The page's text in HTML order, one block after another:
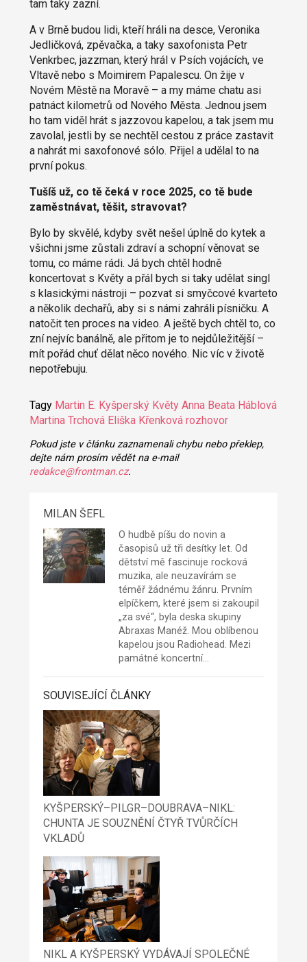
tam taky zazní.
A v Brně budou lidi, kteří hráli na desce, Veronika
Jedličková, zpěvačka, a taky saxofonista Petr
Venkrbec, jazzman, který hrál v Psích vojácích, ve
Vltavě nebo s Moimirem Papalescu. On žije v
Novém Městě na Moravě – a my máme chatu asi
patnáct kilometrů od Nového Města. Jednou jsem
ho tam viděl hrát s jazzovou kapelou, a tak jsem mu
zavolal, jestli by se nechtěl cestou z práce zastavit
a nahrát mi saxofonové sólo. Přijel a udělal to na
první pokus.
Tušíš už, co tě čeká v roce 2025, co tě bude
zaměstnávat, těšit, stravovat?
Bylo by skvělé, kdyby svět nešel úplně do kytek a
všichni jsme zůstali zdraví a schopní věnovat se
tomu, co máme rádi. Já bych chtěl hodně
koncertovat s Květy a přál bych si taky udělat singl
s klasickými nástroji – pozvat si smyčcové kvarteto
a několik dechařů, aby si s námi zahráli písničku. A
natočit ten proces na video. A ještě bych chtěl to, co
zní nejvíc banálně, ale přitom je to nejdůležitější –
mít pořád chuť dělat něco nového. Nic víc v životě
nepotřebuju.
Tagy Martin E. Kyšperský Květy Anna Beata Háblová
Martina Trchová Eliška Křenková rozhovor
Pokud jste v článku zaznamenali chybu nebo překlep,
dejte nám prosím vědět na e-mail
redakce@frontman.cz.
MILAN ŠEFL
O hudbě píšu do novin a
časopisů už tři desítky let. Od
dětství mě fascinuje rocková
muzika, ale neuzavírám se
téměř žádnému žánru. Prvním
elpíčkem, které jsem si zakoupil
„za své“, byla deska skupiny
Abraxas Manéž. Mou oblíbenou
kapelou jsou Radiohead. Mezi
památné koncertní…
SOUVISEJÍCÍ ČLÁNKY
KYŠPERSKÝ–PILGR–DOUBRAVA–NIKL:
CHUNTA JE SOUZNĚNÍ ČTYŘ TVŮRČÍCH
VKLADŮ
NIKL A KYŠPERSKÝ VYDÁVAJÍ SPOLEČNÉ